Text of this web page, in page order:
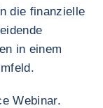
die finanzielle
in einem
Webinar.